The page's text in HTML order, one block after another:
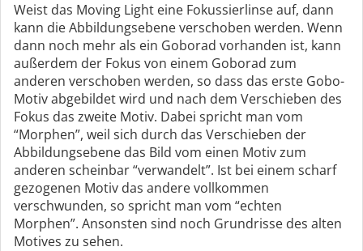
Weist das Moving Light eine Fokussierlinse auf, dann
kann die Abbildungsebene verschoben werden. Wenn
dann noch mehr als ein Goborad vorhanden ist, kann
außerdem der Fokus von einem Goborad zum
anderen verschoben werden, so dass das erste Gobo-
Motiv abgebildet wird und nach dem Verschieben des
Fokus das zweite Motiv. Dabei spricht man vom
“Morphen”, weil sich durch das Verschieben der
Abbildungsebene das Bild vom einen Motiv zum
anderen scheinbar “verwandelt”. Ist bei einem scharf
gezogenen Motiv das andere vollkommen
verschwunden, so spricht man vom “echten
Morphen”. Ansonsten sind noch Grundrisse des alten
Motives zu sehen.